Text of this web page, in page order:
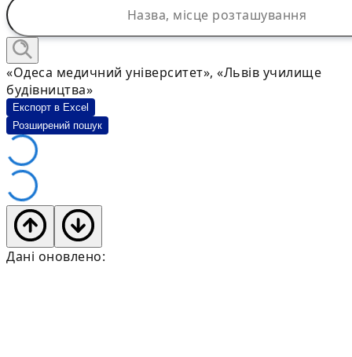
«Одеса медичний університет», «Львів училище
будівництва»
Експорт в Excel
Розширений пошук
Дані оновлено: